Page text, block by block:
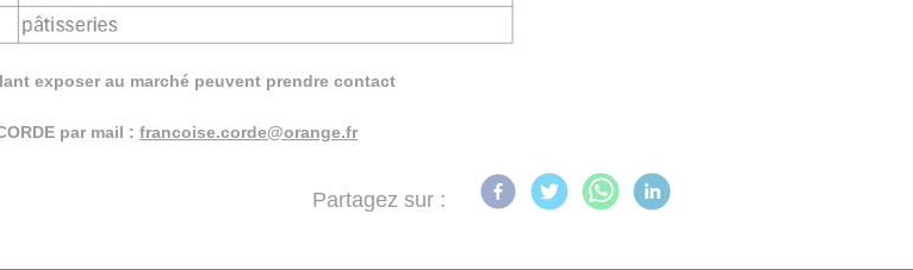
exposer au marché peuvent prendre contact
par mail : francoise.corde@orange.fr
Partagez sur :